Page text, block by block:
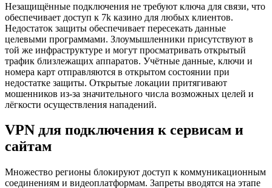
Незащищённые подключения не требуют ключа для связи, что
обеспечивает доступ к 7k казино для любых клиентов.
Недостаток защиты обеспечивает пересекать данные
целевыми программами. Злоумышленники присутствуют в
той же инфраструктуре и могут просматривать открытый
трафик близлежащих аппаратов. Учётные данные, ключи и
номера карт отправляются в открытом состоянии при
недостатке защиты. Открытые локации притягивают
мошенников из-за значительного числа возможных целей и
лёгкости осуществления нападений.
VPN для подключения к сервисам и
сайтам
Множество регионы блокируют доступ к коммуникационным
соединениям и видеоплатформам. Запреты вводятся на этапе